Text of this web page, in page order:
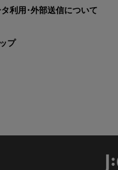
利用･外部送信について
プ